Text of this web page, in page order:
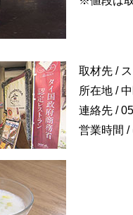
取材先 /
所在地 /
連絡先 /
営業時間 /